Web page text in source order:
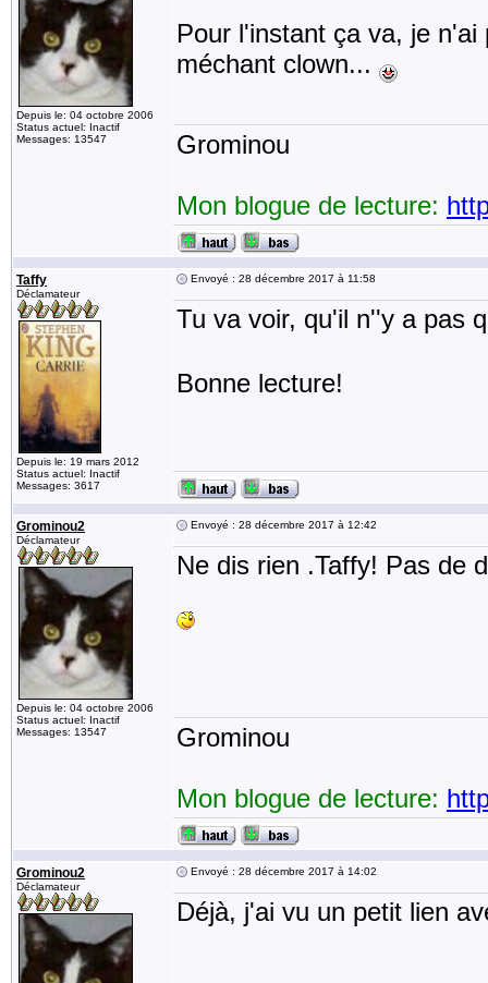
Depuis le: 04 octobre 2006
Status actuel: Inactif
Messages: 13547
Pour l'instant ça va, je
méchant clown...
Grominou
Mon blogue de lecture:
Taffy
Déclamateur
Depuis le: 19 mars 2012
Status actuel: Inactif
Messages: 3617
Envoyé : 28 décembre 2017 à 11:58
Tu va voir, qu'il n''y a pas
Bonne lecture!
Grominou2
Déclamateur
Depuis le: 04 octobre 2006
Status actuel: Inactif
Messages: 13547
Envoyé : 28 décembre 2017 à 12:42
Ne dis rien .Taffy! Pas de
Grominou
Mon blogue de lecture:
Grominou2
Déclamateur
Envoyé : 28 décembre 2017 à 14:02
Déjà, j'ai vu un petit lien